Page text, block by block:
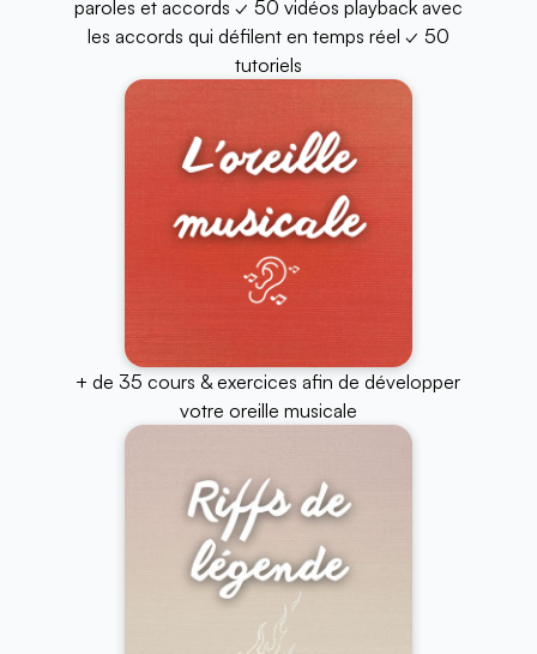
paroles et accords ✓ 50 vidéos playback avec
les accords qui défilent en temps réel ✓ 50
tutoriels
+ de 35 cours & exercices afin de développer
votre oreille musicale